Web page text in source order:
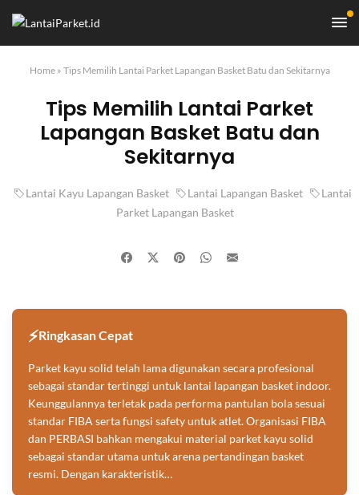
Home» Tips Memilih Lantai Parket Lapangan Basket Batu dan Sekitarnya
Tips Memilih Lantai Parket
Lapangan Basket Batu dan
Sekitarnya
Lantai Kayu Lapangan Basket Lantai Lapangan Basket
Lantai
Parket Lapangan Basket
Ringkasan Cepat
Parket kayu solid telah lama digunakan secara profesional
sebagai standar tertinggi untuk lantai lapangan basket indoor.
Keunggulannya terletak pada performa pantulan bola sesuai
standar FIBA serta fungsi safety untuk atlet. Organisasi FIBA
dan PERBASI bahkan mengakui material parket kayu solid
sebagai standar utama untuk arena pertandingan basket
resmi. Dengan karakteristik…